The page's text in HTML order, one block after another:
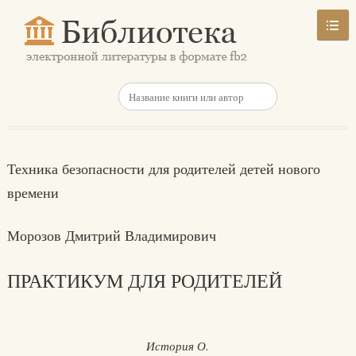
Техника безопасности для родителей детей нового
времени
Морозов Дмитрий Владимирович
ПРАКТИКУМ ДЛЯ РОДИТЕЛЕЙ
История О.